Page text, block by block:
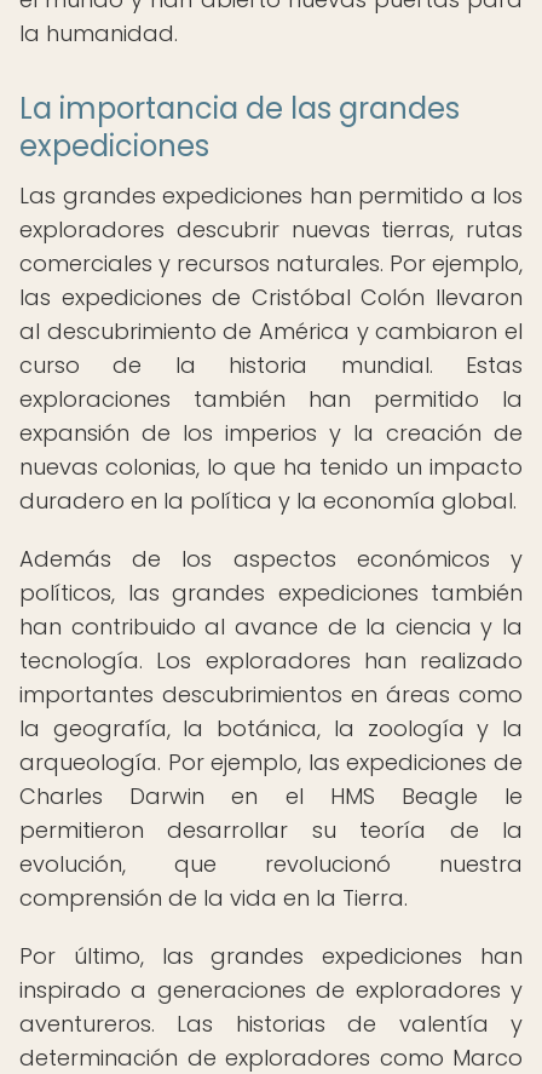
la humanidad.
La importancia de las grandes
expediciones
Las grandes expediciones han permitido a los
exploradores descubrir nuevas tierras, rutas
comerciales y recursos naturales. Por ejemplo,
las expediciones de Cristóbal Colón llevaron
al descubrimiento de América y cambiaron el
curso de la historia mundial. Estas
exploraciones también han permitido la
expansión de los imperios y la creación de
nuevas colonias, lo que ha tenido un impacto
duradero en la política y la economía global.
Además de los aspectos económicos y
políticos, las grandes expediciones también
han contribuido al avance de la ciencia y la
tecnología. Los exploradores han realizado
importantes descubrimientos en áreas como
la geografía, la botánica, la zoología y la
arqueología. Por ejemplo, las expediciones de
Charles Darwin en el HMS Beagle le
permitieron desarrollar su teoría de la
evolución, que revolucionó nuestra
comprensión de la vida en la Tierra.
Por último, las grandes expediciones han
inspirado a generaciones de exploradores y
aventureros. Las historias de valentía y
determinación de exploradores como Marco